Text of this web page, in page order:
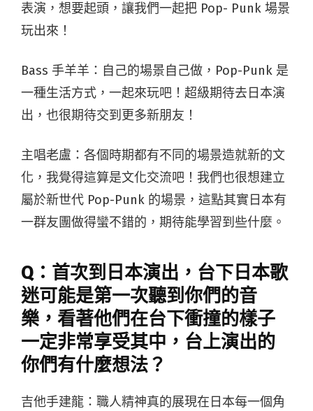
表演，想要起頭，讓我們一起把 Pop- Punk 場景
玩出來！
Bass 手羊羊：自己的場景自己做，Pop-Punk 是
一種生活方式，一起來玩吧！超級期待去日本演
出，也很期待交到更多新朋友！
主唱老盧：各個時期都有不同的場景造就新的文
化，我覺得這算是文化交流吧！我們也很想建立
屬於新世代 Pop-Punk 的場景，這點其實日本有
一群友團做得蠻不錯的，期待能學習到些什麼。
Q：首次到日本演出，台下日本歌
迷可能是第一次聽到你們的音
樂，看著他們在台下衝撞的樣子
一定非常享受其中，台上演出的
你們有什麼想法？
吉他手建龍： 職人精神真的展現在日本每一個角